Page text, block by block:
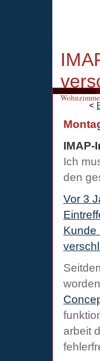
<
IMAP-
Ich
den
Vor 3
Kunde
arbeit